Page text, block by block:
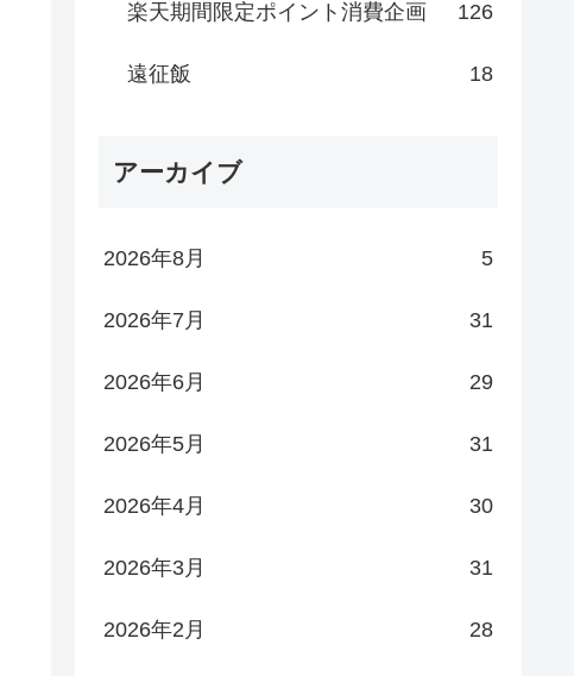
楽天期間限定ポイント消費企画 126
遠征飯 18
アーカイブ
2026年8月 5
2026年7月 31
2026年6月 29
2026年5月 31
2026年4月 30
2026年3月 31
2026年2月 28